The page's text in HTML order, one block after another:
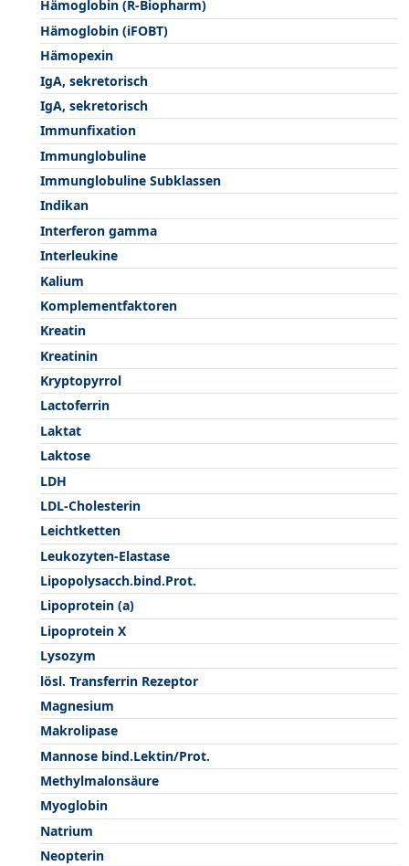
Hämoglobin (R-Biopharm)
Hämoglobin (iFOBT)
Hämopexin
IgA, sekretorisch
IgA, sekretorisch
Immunfixation
Immunglobuline
Immunglobuline Subklassen
Indikan
Interferon gamma
Interleukine
Kalium
Komplementfaktoren
Kreatin
Kreatinin
Kryptopyrrol
Lactoferrin
Laktat
Laktose
LDH
LDL-Cholesterin
Leichtketten
Leukozyten-Elastase
Lipopolysacch.bind.Prot.
Lipoprotein (a)
Lipoprotein X
Lysozym
lösl. Transferrin Rezeptor
Magnesium
Makrolipase
Mannose bind.Lektin/Prot.
Methylmalonsäure
Myoglobin
Natrium
Neopterin